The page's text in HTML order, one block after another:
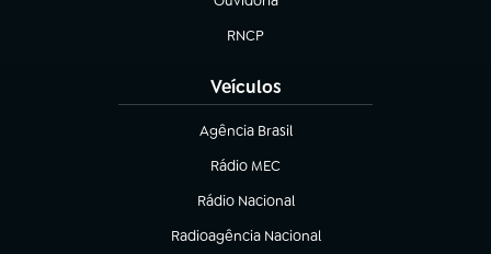
(abre em nova aba)
RNCP
(abre em nova aba)
Veículos
Agência Brasil
(abre em nova aba)
Rádio MEC
(abre em nova aba)
Rádio Nacional
Radioagência Nacional
(abre em nova aba)